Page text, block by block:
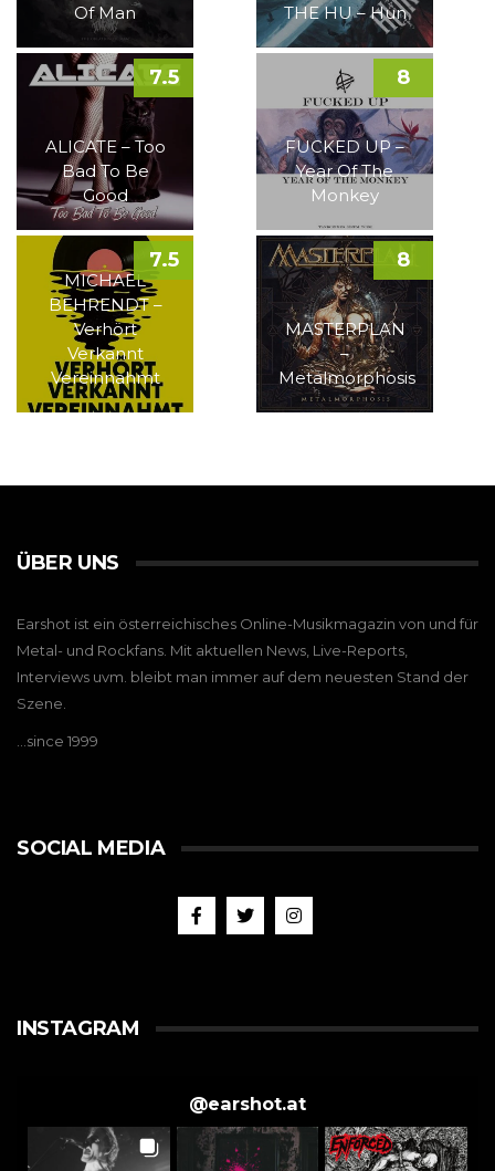
Of Man
THE HU – Hun
ALICATE – Too
Bad To Be
Good
7.5
FUCKED UP –
Year Of The
Monkey
8
MICHAEL
BEHRENDT –
Verhört
Verkannt
Vereinnahmt
7.5
MASTERPLAN
–
Metalmorphosis
8
ÜBER UNS
Earshot ist ein österreichisches Online-Musikmagazin von und für
Metal- und Rockfans. Mit aktuellen News, Live-Reports,
Interviews uvm. bleibt man immer auf dem neuesten Stand der
Szene.
…since 1999
SOCIAL MEDIA
INSTAGRAM
@earshot.at